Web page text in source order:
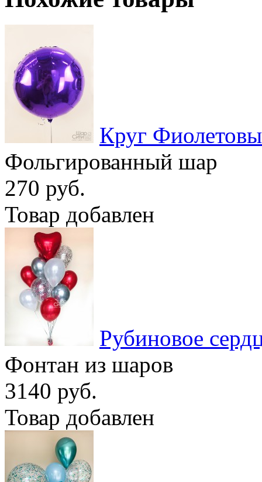
Круг
Фольгированный шар
270 руб.
Товар добавлен
Рубиновое
Фонтан из шаров
3140 руб.
Товар добавлен